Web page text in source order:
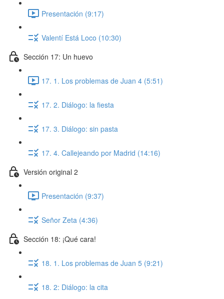
Presentación (9:17)
Valentí Está Loco (10:30)
Sección 17: Un huevo
17. 1. Los problemas de Juan 4 (5:51)
17. 2. Diálogo: la fiesta
17. 3. Diálogo: sin pasta
17. 4. Callejeando por Madrid (14:16)
Versión original 2
Presentación (9:37)
Señor Zeta (4:36)
Sección 18: ¡Qué cara!
18. 1. Los problemas de Juan 5 (9:21)
18. 2: Diálogo: la cita